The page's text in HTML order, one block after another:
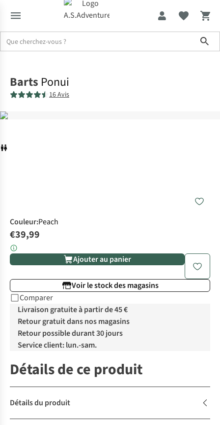
Barts Ponui
16 Avis
Couleur:Peach
€39,99
Ajouter au panier
Voir le stock des magasins
Comparer
Livraison gratuite à partir de 45 €
Retour gratuit dans nos magasins
Retour possible durant 30 jours
Service client: lun.-sam.
Détails de ce produit
Détails du produit